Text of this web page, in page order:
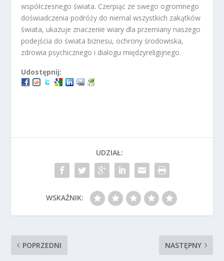
współczesnego świata. Czerpiąc ze swego ogromnego
doświadczenia podróży do niemal wszystkich zakątków
świata, ukazuje znaczenie wiary dla przemiany naszego
podejścia do świata biznesu, ochrony środowiska,
zdrowia psychicznego i dialogu międzyreligijnego.
Udostępnij:
UDZIAŁ:
WSKAŹNIK:
POPRZEDNI NASTĘPNY